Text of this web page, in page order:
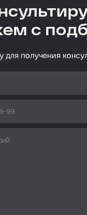
круг
/ объём
с
для получения